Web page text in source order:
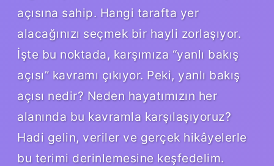
açısına sahip. Hangi tarafta yer
alacağınızı seçmek bir hayli zorlaşıyor.
İşte bu noktada, karşımıza “yanlı bakış
açısı” kavramı çıkıyor. Peki, yanlı bakış
açısı nedir? Neden hayatımızın her
alanında bu kavramla karşılaşıyoruz?
Hadi gelin, veriler ve gerçek hikâyelerle
bu terimi derinlemesine keşfedelim.